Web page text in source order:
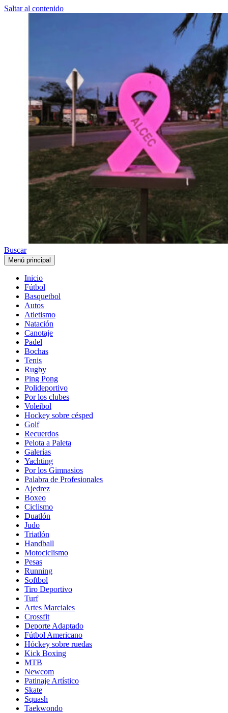
Saltar al contenido
Buscar
Menú principal
Inicio
Fútbol
Basquetbol
Autos
Atletismo
Natación
Canotaje
Padel
Bochas
Tenis
Rugby
Ping Pong
Polideportivo
Por los clubes
Voleibol
Hockey sobre césped
Golf
Recuerdos
Pelota a Paleta
Galerías
Yachting
Por los Gimnasios
Palabra de Profesionales
Ajedrez
Boxeo
Ciclismo
Duatlón
Judo
Triatlón
Handball
Motociclismo
Pesas
Running
Softbol
Tiro Deportivo
Turf
Artes Marciales
Crossfit
Deporte Adaptado
Fútbol Americano
Hóckey sobre ruedas
Kick Boxing
MTB
Newcom
Patinaje Artístico
Skate
Squash
Taekwondo